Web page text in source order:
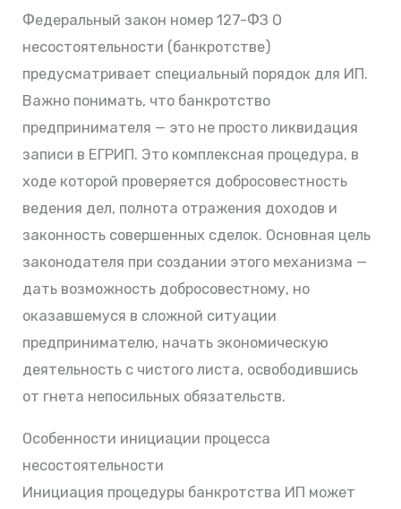
Федеральный закон номер 127-ФЗ О
несостоятельности (банкротстве)
предусматривает специальный порядок для ИП.
Важно понимать, что банкротство
предпринимателя — это не просто ликвидация
записи в ЕГРИП. Это комплексная процедура, в
ходе которой проверяется добросовестность
ведения дел, полнота отражения доходов и
законность совершенных сделок. Основная цель
законодателя при создании этого механизма —
дать возможность добросовестному, но
оказавшемуся в сложной ситуации
предпринимателю, начать экономическую
деятельность с чистого листа, освободившись
от гнета непосильных обязательств.
Особенности инициации процесса
несостоятельности
Инициация процедуры банкротства ИП может